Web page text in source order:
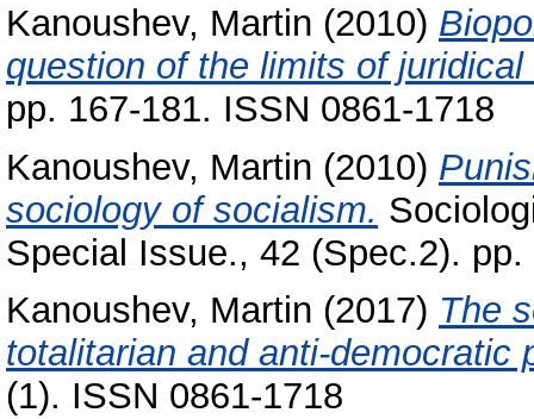
Kanoushev, Martin (2010)
question of the limits of juridical
pp. 167-181. ISSN 0861-1718
Kanoushev, Martin (2010)
sociology of socialism.
Special Issue., 42 (Spec.2).
Kanoushev, Martin (2017) The
totalitarian and anti-democratic
(1). ISSN 0861-1718